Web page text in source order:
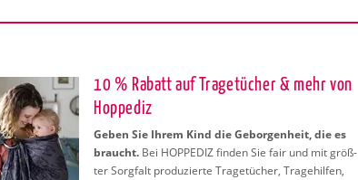
10 % Ra­batt auf Tra­ge­tü­cher & mehr von
Hop­pe­diz
Geben Sie Ihrem Kind die Ge­bor­gen­heit, die es
braucht. Bei HOP­PE­DIZ fin­den Sie fair und mit grö­ß­
ter Sorg­falt pro­du­zier­te Tra­ge­tü­cher, Tra­ge­hil­fen,